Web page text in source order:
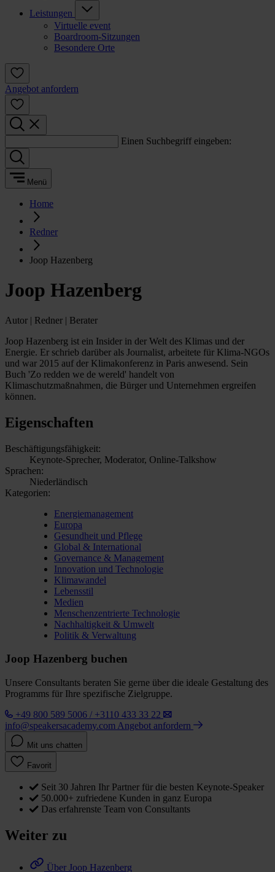
Leistungen
Virtuelle event
Boardroom-Sitzungen
Besondere Orte
Angebot anfordern
Einen Suchbegriff eingeben:
Menü
Home
Redner
Joop Hazenberg
Joop Hazenberg
Autor | Redner | Berater
Joop Hazenberg ist ein Insider in der Welt des Klimas und der
Energie. Er schrieb darüber als Journalist, arbeitete für Klima-NGOs
und war 2015 auf der Klimakonferenz in Paris anwesend. Sein
Buch 'Zo redden we de wereld' handelt von
Klimaschutzmaßnahmen, die Bürger und Unternehmen ergreifen
können.
Eigenschaften
Beschäftigungsfähigkeit:
Keynote-Sprecher, Moderator, Online-Talkshow
Sprachen:
Niederländisch
Kategorien:
Energiemanagement
Europa
Gesundheit und Pflege
Global & International
Governance & Management
Innovation und Technologie
Klimawandel
Lebensstil
Medien
Menschenzentrierte Technologie
Nachhaltigkeit & Umwelt
Politik & Verwaltung
Joop Hazenberg buchen
Unsere Consultants beraten Sie gerne über die ideale Gestaltung des
Programms für Ihre spezifische Zielgruppe.
+49 800 589 5006 / +3110 433 33 22
info@speakersacademy.com Angebot anfordern
Mit uns chatten
Favorit
Seit 30 Jahren Ihr Partner für die besten Keynote-Speaker
50.000+ zufriedene Kunden in ganz Europa
Das erfahrenste Team von Consultants
Weiter zu
Über Joop Hazenberg